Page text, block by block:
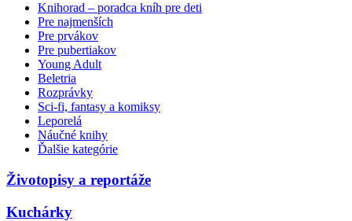
Knihorad – poradca kníh pre deti
Pre najmenších
Pre prvákov
Pre pubertiakov
Young Adult
Beletria
Rozprávky
Sci-fi, fantasy a komiksy
Leporelá
Náučné knihy
Ďalšie kategórie
Životopisy a reportáže
Kuchárky